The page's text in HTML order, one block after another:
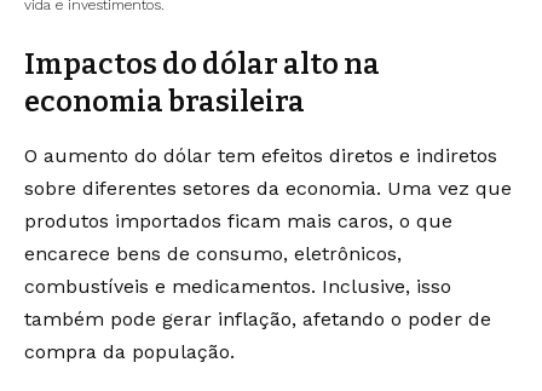
vida e investimentos.
Impactos do dólar alto na
economia brasileira
O aumento do dólar tem efeitos diretos e indiretos
sobre diferentes setores da economia. Uma vez que
produtos importados ficam mais caros, o que
encarece bens de consumo, eletrônicos,
combustíveis e medicamentos. Inclusive, isso
também pode gerar inflação, afetando o poder de
compra da população.